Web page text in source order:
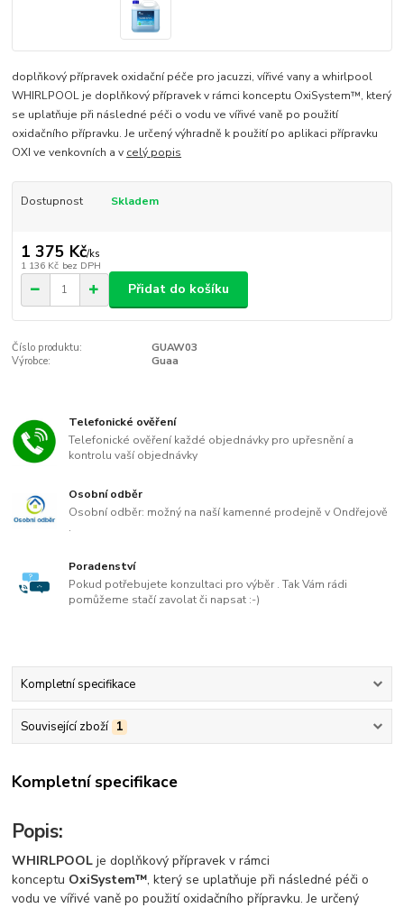
doplňkový přípravek oxidační péče pro jacuzzi, vířivé vany a whirlpool
WHIRLPOOL je doplňkový přípravek v rámci konceptu OxiSystem™, který
se uplatňuje při následné péči o vodu ve vířivé vaně po použití
oxidačního přípravku. Je určený výhradně k použití po aplikaci přípravku
OXI ve venkovních a v celý popis
Dostupnost Skladem
1 375 Kč/ks
1 136 Kč bez DPH
Přidat do košíku
Číslo produktu:
GUAW03
Výrobce:
Guaa
Telefonické ověření
Telefonické ověření každé objednávky pro upřesnění a
kontrolu vaší objednávky
Osobní odběr
Osobní odběr: možný na naší kamenné prodejně v Ondřejově
.
Poradenství
Pokud potřebujete konzultaci pro výběr . Tak Vám rádi
pomůžeme stačí zavolat či napsat :-)
Kompletní specifikace
Související zboží 1
Kompletní specifikace
Popis:
WHIRLPOOL je doplňkový přípravek v rámci
konceptu OxiSystem™, který se uplatňuje při následné péči o
vodu ve vířivé vaně po použití oxidačního přípravku. Je určený